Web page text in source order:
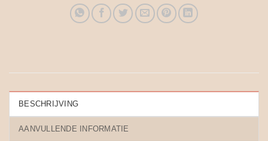
BESCHRIJVING
AANVULLENDE INFORMATIE